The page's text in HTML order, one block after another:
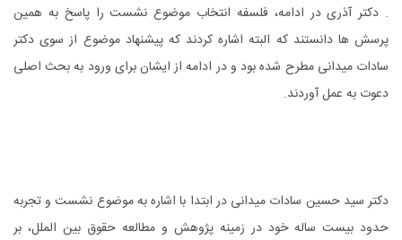
. دکتر آذری در ادامه، فلسفه انتخاب موضوع نشست را پاسخ به همین
پرسش ها دانستند که البته اشاره کردند که پیشنهاد موضوع از سوی دکتر
سادات میدانی مطرح شده بود و در ادامه از ایشان برای ورود به بحث اصلی
دعوت به عمل آوردند.
دکتر سید حسین سادات میدانی در ابتدا با اشاره به موضوع نشست و تجربه
حدود بیست ساله خود در زمینه پژوهش و مطالعه حقوق بین الملل، بر